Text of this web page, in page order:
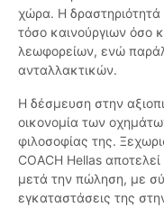
χώρα. Η δραστηριότητά
τόσο καινούργιων όσο
λεωφορείων, ενώ
ανταλλακτικών.
Η δέσμευση στην
οικονομία των
φιλοσοφίας της.
COACH Hellas
μετά την πώληση, με
εγκαταστάσεις της